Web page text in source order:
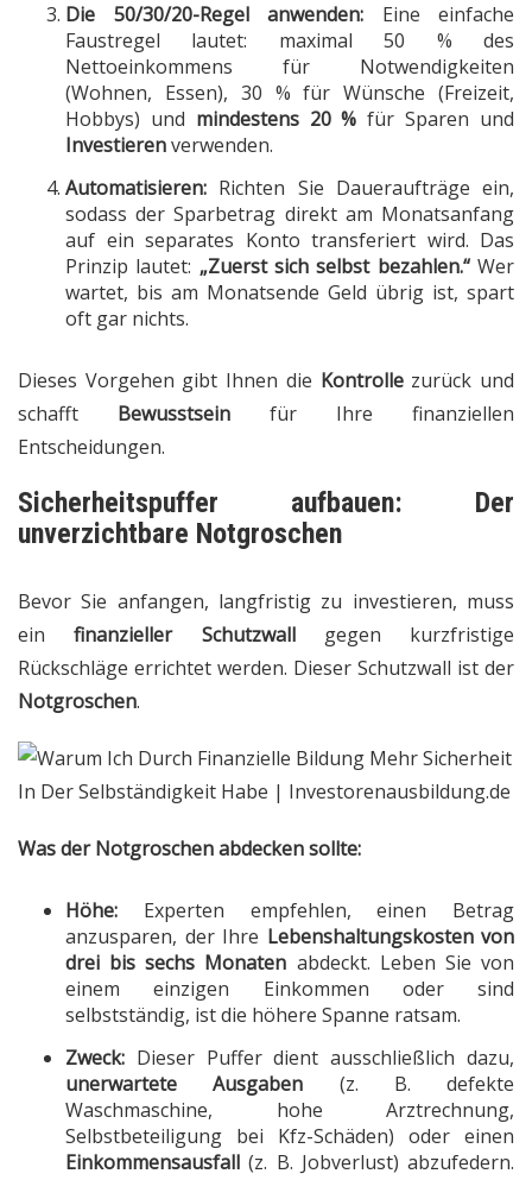
Die 50/30/20-Regel anwenden: Eine einfache
Faustregel lautet: maximal 50 % des
Nettoeinkommens für Notwendigkeiten
(Wohnen, Essen), 30 % für Wünsche (Freizeit,
Hobbys) und mindestens 20 % für Sparen und
Investierenverwenden.
Automatisieren: Richten Sie Daueraufträge ein,
sodass der Sparbetrag direkt am Monatsanfang
auf ein separates Konto transferiert wird. Das
Prinzip lautet: „Zuerst sich selbst bezahlen.“Wer
wartet, bis am Monatsende Geld übrig ist, spart
oft gar nichts.
Dieses Vorgehen gibt Ihnen die Kontrollezurück und
schafft Bewusstsein für Ihre finanziellen
Entscheidungen.
Sicherheitspuffer aufbauen: Der
unverzichtbare Notgroschen
Bevor Sie anfangen, langfristig zu investieren, muss
einfinanzieller Schutzwallgegen kurzfristige
Rückschläge errichtet werden. Dieser Schutzwall ist der
Notgroschen.
Was der Notgroschen abdecken sollte:
Höhe: Experten empfehlen, einen Betrag
anzusparen, der Ihre Lebenshaltungskosten von
drei bis sechs Monaten abdeckt. Leben Sie von
einem einzigen Einkommen oder sind
selbstständig, ist die höhere Spanne ratsam.
Zweck: Dieser Puffer dient ausschließlich dazu,
unerwartete Ausgaben (z. B. defekte
Waschmaschine, hohe Arztrechnung,
Selbstbeteiligung bei Kfz-Schäden) oder einen
Einkommensausfall (z. B. Jobverlust) abzufedern.